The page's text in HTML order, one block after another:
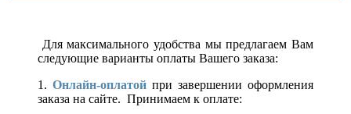
Для максимального удобства мы предлагаем Вам
следующие варианты оплаты Вашего заказа:
1. Онлайн-оплатой при завершении оформления
заказа на сайте. Принимаем к оплате: